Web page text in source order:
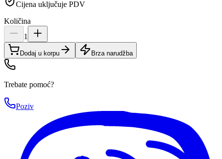
Cijena uključuje PDV
Količina
1
Dodaj u korpu Brza narudžba
Trebate pomoć?
Poziv